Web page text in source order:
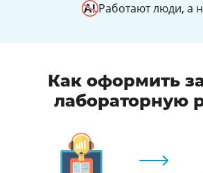
Работают люди, а
Как оформить
лабораторную